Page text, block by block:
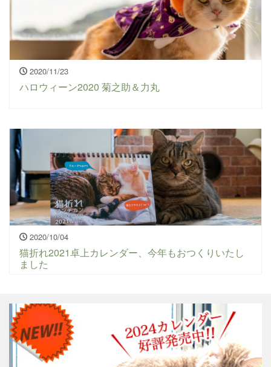
2020/11/23
ハロウィーン2020 菊之助＆力丸
2020/10/04
猫折れ2021卓上カレンダー、今年もおつくりいたし
ました